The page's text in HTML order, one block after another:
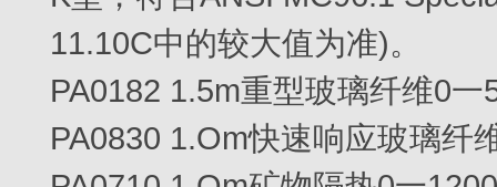
11.10C中的较大值为准)。
PA0182 1.5m重型玻璃纤维0一
PA0830 1.Om快速响应玻璃纤